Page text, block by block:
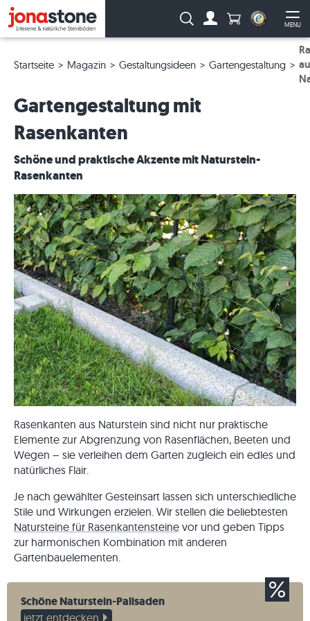
MENU
Suche: Anzahl
Startseite Magazin Gestaltungsideen Gartengestaltung
Gartengestaltung mit
Rasenkanten
Schöne und praktische Akzente mit Naturstein-
Rasenkanten
Rasenkanten aus Naturstein sind nicht nur praktische
Elemente zur Abgrenzung von Rasenflächen, Beeten und
Wegen – sie verleihen dem Garten zugleich ein edles und
natürliches Flair.
Je nach gewählter Gesteinsart lassen sich unterschiedliche
Stile und Wirkungen erzielen. Wir stellen die beliebtesten
Natursteine für Rasenkantensteine vor und geben Tipps
zur harmonischen Kombination mit anderen
Gartenbauelementen.
Schöne Naturstein-Palisaden
jetzt entdecken